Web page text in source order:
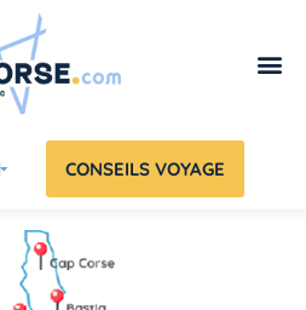
CONSEILS VOYAGE